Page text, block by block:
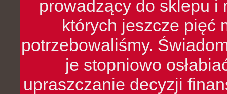
prowadzący do sklepu i
których jeszcze pięć
potrzebowaliśmy.
je stopniowo
upraszczanie decyzji